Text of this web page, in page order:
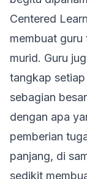
Centered
membuat guru
murid. Guru
tangkap
sebagian
dengan apa
pemberian
panjang, di
sedikit